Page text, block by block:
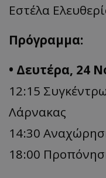
Εστέλα
Πρόγραμμα:
• Δευτέρα, 24
12:15
Λάρνακας
14:30
18:00